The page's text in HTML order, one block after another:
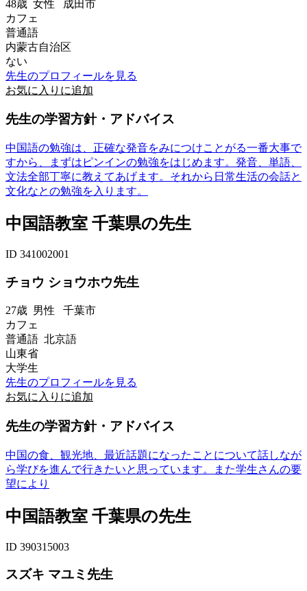
48歳 女性 成田市
カフェ
普通語
内蒙古自治区
ない
先生のプロフィールを見る
お気に入りに追加
先生の学習方針・アドバイス
中国語の勉強は、正確な発音をみにつけことがる一番大事で
すから、まずはピンインの勉強をはじめます。発音、単語、
文法全部丁寧に教えてあげます。それから日常生活の会話と
文化なとの勉強を入ります。
中国語教室 千葉県の先生
ID 341002001
チョウ ショウホウ先生
27歳 男性 千葉市
カフェ
普通語 北京語
山東省
大学生
先生のプロフィールを見る
お気に入りに追加
先生の学習方針・アドバイス
中国の食、観光地、最近話題になったことについて話しなが
ら学びを進んで行きたいと思っています。また学生さんの要
望により
中国語教室 千葉県の先生
ID 390315003
スズキ マユミ先生